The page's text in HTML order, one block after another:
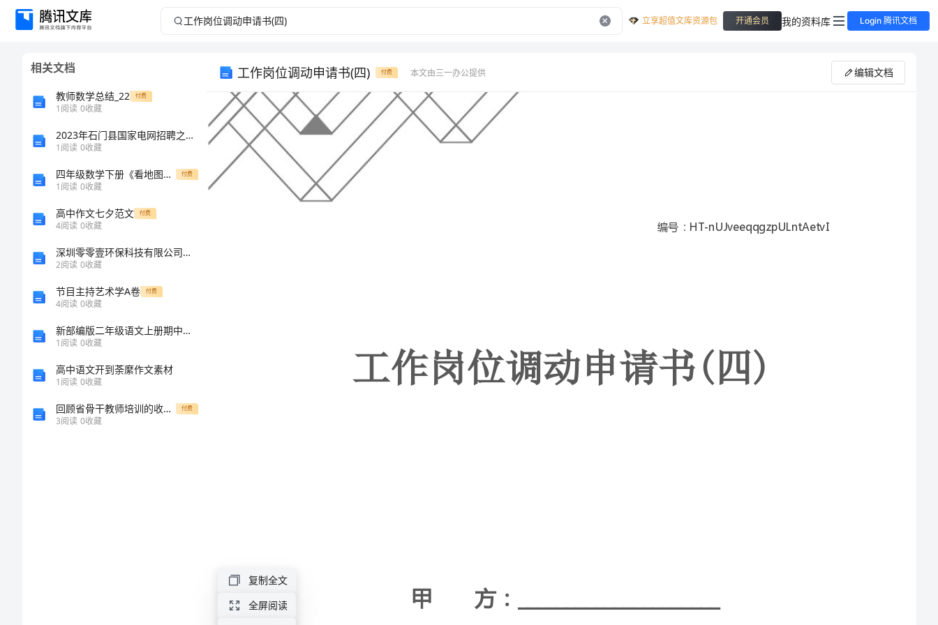
工
(四)
nUJveeqqgzpULntAetvI
立享超值文库资源包 开通会员 我的资料库 Login 腾讯文档
相关文档
教师数学总结_22 付费
1阅读 0收藏
2023年石门县国家电网招聘之机械动力类考试题库完整
1阅读 0收藏
四年级数学下册《看地图》教学设计 付费
1阅读 0收藏
高中作文七夕范文 付费
4阅读 0收藏
深圳零零壹环保科技有限公司介绍企业发展分析报告
2阅读 0收藏
节目主持艺术学A卷 付费
4阅读 0收藏
新部编版二年级语文上册期中试卷及答案【汇总】
1阅读 0收藏
高中语文开到荼縻作文素材
1阅读 0收藏
回顾省骨干教师培训的收获与成效 付费
3阅读 0收藏
工作岗位调动申请书(四) 付费 本文由三一办公提供 编辑文档
复制全文
全屏阅读